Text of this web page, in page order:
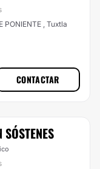
PONIENTE , Tuxtla
CONTACTAR